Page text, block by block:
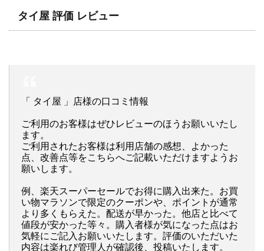
タイ屋 評価 レビュー
「 タイ屋 」店様の口コミ情報
ご利用のお客様はぜひレビューのほうお願いいたし
ます。
ご利用されたお客様は利用店舗の感想、よかった
点、改善点等をこちらへご記載いただけますようお
願いします。
例、楽天スーパーセールでお得に購入出来た。お買
い物マラソンで限定のクーポンや、ポイントが通常
より多くもらえた。配送が早かった。他店と比べて
値段が安かった等々。購入者様が気になった点はお
気軽にご記入お願いいたします。評価のいただいた
内容は楽れび管理人が確認後、投稿いたします。